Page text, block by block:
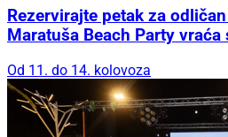
Rezervirajte petak za
Maratuša Beach Party
Od 11. do 14. kolovoza